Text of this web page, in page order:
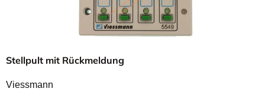
Stellpult mit Rückmeldung
Viessmann